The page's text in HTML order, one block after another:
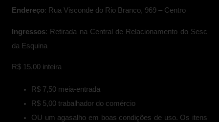
Endereço: Rua Visconde do Rio Branco, 969 – Centro
Ingressos: Retirada na Central de Relacionamento do Sesc
da Esquina
R$ 15,00 inteira
R$ 7,50 meia-entrada
R$ 5,00 trabalhador do comércio
OU um agasalho em boas condições de uso. Os itens